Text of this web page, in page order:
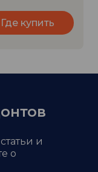
Где купить
и
о